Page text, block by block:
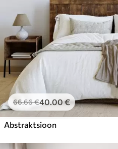
66.66€40.00€
Abstraktsioon